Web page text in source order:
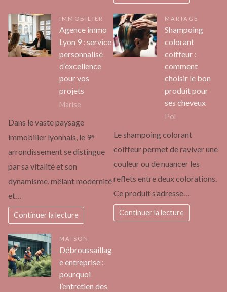
IMMOBILIER
Agence immo
Lyon 9 : service
personnalisé
d’excellence
pour vos
projets
Marise
Dans le vaste paysage
immobilier lyonnais, le 9ᵉ
arrondissement se distingue
par sa vitalité et son
dynamisme, mêlant modernité
et…
Continuer la lecture
MARIAGE
Shampoing
colorant
coiffeur :
comment
choisir le bon
produit pour
ses cheveux
Pol
Le shampoing colorant
coiffeur permet de raviver une
couleur ou de nuancer les
reflets entre deux colorations.
Ce produit s’adresse…
Continuer la lecture
MAISON
Débroussaillag
e entreprise :
pourquoi
l’entretien des